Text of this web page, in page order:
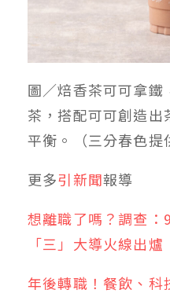
圖／焙香茶可可拿鐵
茶，搭配可可創造出
平衡。（三分春色提
更多引新聞報導
想離職了嗎？調查
「三」大導火線出爐
年後轉職！餐飲、